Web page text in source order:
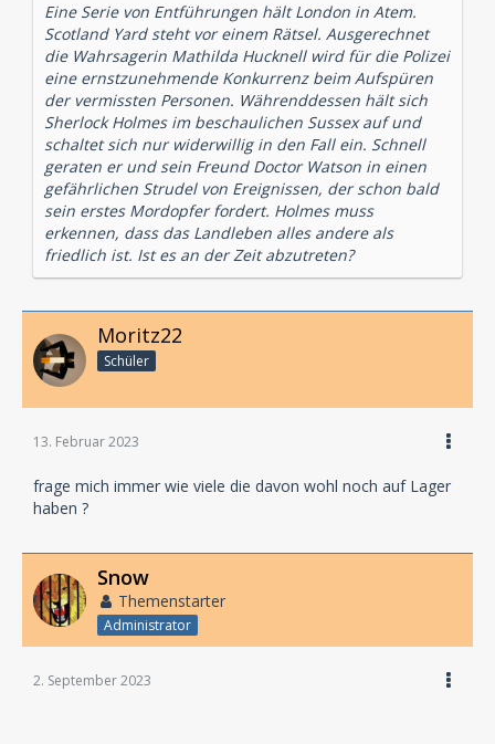
Eine Serie von Entführungen hält London in Atem.
Scotland Yard steht vor einem Rätsel. Ausgerechnet
die Wahrsagerin Mathilda Hucknell wird für die Polizei
eine ernstzunehmende Konkurrenz beim Aufspüren
der vermissten Personen. Währenddessen hält sich
Sherlock Holmes im beschaulichen Sussex auf und
schaltet sich nur widerwillig in den Fall ein. Schnell
geraten er und sein Freund Doctor Watson in einen
gefährlichen Strudel von Ereignissen, der schon bald
sein erstes Mordopfer fordert. Holmes muss
erkennen, dass das Landleben alles andere als
friedlich ist. Ist es an der Zeit abzutreten?
Moritz22
Schüler
13. Februar 2023
frage mich immer wie viele die davon wohl noch auf Lager
haben ?
Snow
Themenstarter
Administrator
2. September 2023